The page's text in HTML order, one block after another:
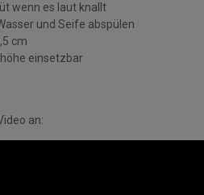
wenn es laut knallt
und Seife abspülen
cm
einsetzbar
an: